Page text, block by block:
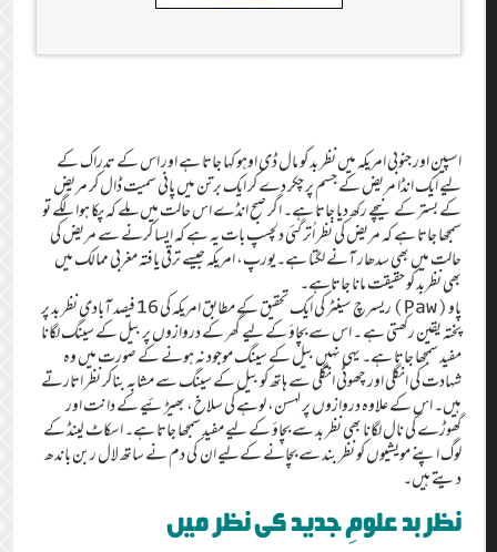
اسپین اور جنوبی امریکہ میں نظر بد کو مال ڈی اوہو کہا جاتا ہے اور اس کے تدراک کے
لیے ایک انڈا مریض کے جسم پر چکر دے کر ایک برتن میں پانی سمیت ڈال کر مریض
کے بستر کے نیچے رکھ دیا جاتا ہے۔ اگر صبح انڈے اس حالت میں ملے کہ پکا ہوا لگے تو
سمجھا جاتا ہے کہ مریض کی نظر اُتر گئی دلچسپ بات یہ ہے کہ ایسا کرنے سے مریض کی
حالت میں بھی سدھار آنے لگتا ہے۔یورپ، امریکہ جیسے ترقی یافتہ مغربی ممالک میں
بھی نظربد کو حقیقت مانا جاتاہے۔
پاو(Paw) ریسرچ سینٹر کی ایک تحقیق کے مطابق امریکہ کی 16 فیصد آبادی نظر بد پر
پختہ یقین رکھتی ہے ۔ اس سے بچاؤ کے لیے گھر کے دروازوں پر بیل کے سینگ لگانا
مفید سمجھا جاتا ہے۔ یہی نہیں بیل کے سینگ موجود نہ ہونے کے صورت میں وہ
شہادت کی انگلی اور چھوٹی انگلی سے ہاتھ کو بیل کے سینگ سے مشابہ بناکر نظر اتارتے
ہیں۔ اس کے علاوہ دروازوں پر لہسن، لوہے کی سلاخ، بھیڑئیے کے دانت اور
گھوڑے کی نال لگانا بھی نظر بد سے بچاؤ کے لیے مفید سمجھا جاتا ہے۔ اسکاٹ لینڈ کے
لوگ اپنے مویشیوں کو نظر بند سے بچانے کےلیے ان کی دم نے ساتھ لال ربن باندھ
دیتے ہیں۔
نظربد علومِ جدید کی نظر میں